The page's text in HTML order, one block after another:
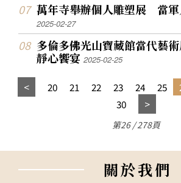
萬年寺舉辦個人雕塑展 當軍
2025-02-27
多倫多佛光山寶藏館當代藝
靜心饗宴2025-02-25
20 21 22 23 24 25
30
第26 / 278頁
關於我們